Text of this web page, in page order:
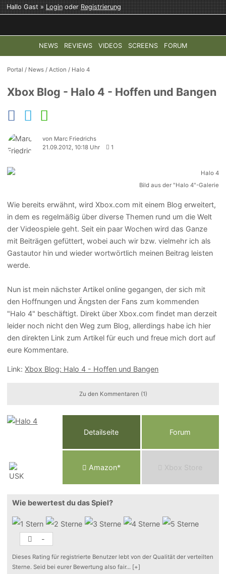
Hallo Gast »LoginoderRegistrierung
NEWS REVIEWS VIDEOS SCREENS FORUM
TOP-THEMEN: COD: MODERN WARFARE 4 HALO:
Portal / News /Action / Halo 4
Xbox Blog - Halo 4 - Hoffen und Bangen
von Marc Friedrichs
21.09.2012, 10:18 Uhr
1
Bild aus der "Halo 4"-Galerie
Wie bereits erwähnt, wird Xbox.com mit einem Blog erweitert,
in dem es regelmäßig über diverse Themen rund um die Welt
der Videospiele geht. Seit ein paar Wochen wird das Ganze
mit Beiträgen gefüttert, wobei auch wir bzw. vielmehr ich als
Gastautor hin und wieder wortwörtlich meinen Beitrag leisten
werde.
Nun ist mein nächster Artikel online gegangen, der sich mit
den Hoffnungen und Ängsten der Fans zum kommenden
"Halo 4" beschäftigt. Direkt über Xbox.com findet man derzeit
leider noch nicht den Weg zum Blog, allerdings habe ich hier
den direkten Link zum Artikel für euch und freue mich dort auf
eure Kommentare.
Link:Xbox Blog: Halo 4 - Hoffen und Bangen
Zu den Kommentaren (1)
Detailseite Forum
Amazon* Xbox Store
Wie bewertest du das Spiel?
-
Dieses Rating für registrierte Benutzer lebt von der Qualität der verteilten
Sterne. Seid bei eurer Bewertung also fair... [+]